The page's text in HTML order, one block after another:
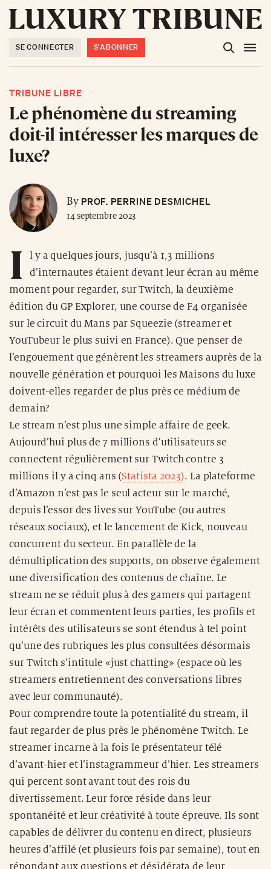
SE CONNECTER S'ABONNER
TRIBUNE LIBRE
Le phénomène du streaming
doit-il intéresser les marques de
luxe?
ByPROF. PERRINE DESMICHEL
14 septembre 2023
I
l y a quelques jours, jusqu’à 1,3 millions
d’internautes étaient devant leur écran au même
moment pour regarder, sur Twitch, la deuxième
édition du GP Explorer, une course de F4 organisée
sur le circuit du Mans par Squeezie (streamer et
YouTubeur le plus suivi en France). Que penser de
l’engouement que génèrent les streamers auprès de la
nouvelle génération et pourquoi les Maisons du luxe
doivent-elles regarder de plus près ce médium de
demain?
Le stream n’est plus une simple affaire de geek.
Aujourd’hui plus de 7 millions d’utilisateurs se
connectent régulièrement sur Twitch contre 3
millions il y a cinq ans (Statista 2023). La plateforme
d’Amazon n’est pas le seul acteur sur le marché,
depuis l’essor des lives sur YouTube (ou autres
réseaux sociaux), et le lancement de Kick, nouveau
concurrent du secteur. En parallèle de la
démultiplication des supports, on observe également
une diversification des contenus de chaîne. Le
stream ne se réduit plus à des gamers qui partagent
leur écran et commentent leurs parties, les profils et
intérêts des utilisateurs se sont étendus à tel point
qu’une des rubriques les plus consultées désormais
sur Twitch s’intitule «just chatting» (espace où les
streamers entretiennent des conversations libres
avec leur communauté).
Pour comprendre toute la potentialité du stream, il
faut regarder de plus près le phénomène Twitch. Le
streamer incarne à la fois le présentateur télé
d’avant-hier et l’instagrammeur d’hier. Les streamers
qui percent sont avant tout des rois du
divertissement. Leur force réside dans leur
spontanéité et leur créativité à toute épreuve. Ils sont
capables de délivrer du contenu en direct, plusieurs
heures d’affilé (et plusieurs fois par semaine), tout en
répondant aux questions et désidérata de leur